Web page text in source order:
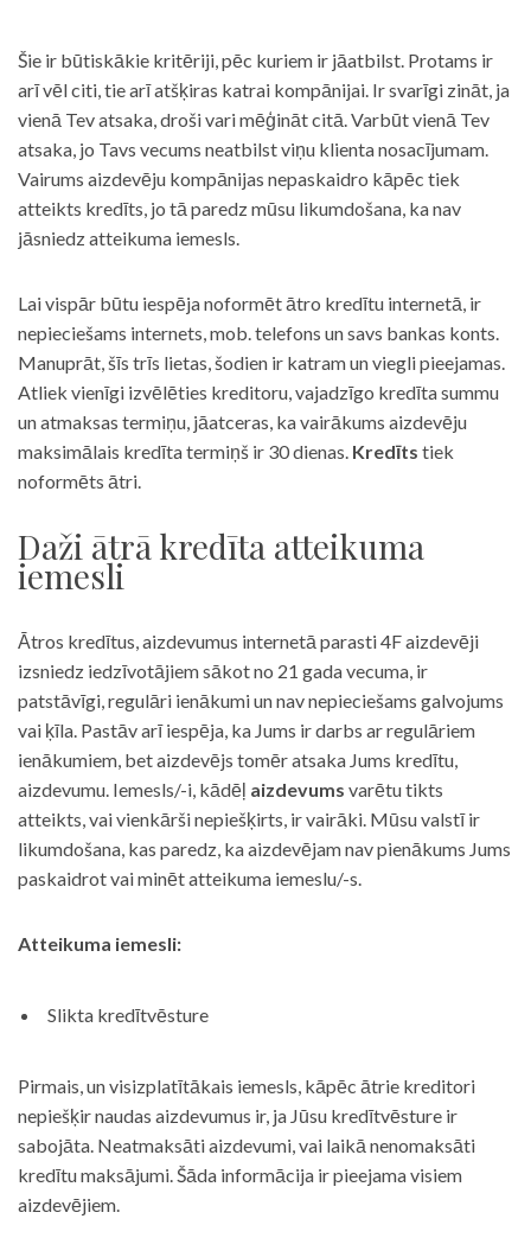
Šie ir būtiskākie kritēriji, pēc kuriem ir jāatbilst. Protams ir
arī vēl citi, tie arī atšķiras katrai kompānijai. Ir svarīgi zināt, ja
vienā Tev atsaka, droši vari mēģināt citā. Varbūt vienā Tev
atsaka, jo Tavs vecums neatbilst viņu klienta nosacījumam.
Vairums aizdevēju kompānijas nepaskaidro kāpēc tiek
atteikts kredīts, jo tā paredz mūsu likumdošana, ka nav
jāsniedz atteikuma iemesls.
Lai vispār būtu iespēja noformēt ātro kredītu internetā, ir
nepieciešams internets, mob. telefons un savs bankas konts.
Manuprāt, šīs trīs lietas, šodien ir katram un viegli pieejamas.
Atliek vienīgi izvēlēties kreditoru, vajadzīgo kredīta summu
un atmaksas termiņu, jāatceras, ka vairākums aizdevēju
maksimālais kredīta termiņš ir 30 dienas. Kredīts tiek
noformēts ātri.
Daži ātrā kredīta atteikuma
iemesli
Ātros kredītus, aizdevumus internetā parasti 4F aizdevēji
izsniedz iedzīvotājiem sākot no 21 gada vecuma, ir
patstāvīgi, regulāri ienākumi un nav nepieciešams galvojums
vai ķīla. Pastāv arī iespēja, ka Jums ir darbs ar regulāriem
ienākumiem, bet aizdevējs tomēr atsaka Jums kredītu,
aizdevumu. Iemesls/-i, kādēļ aizdevums varētu tikts
atteikts, vai vienkārši nepiešķirts, ir vairāki. Mūsu valstī ir
likumdošana, kas paredz, ka aizdevējam nav pienākums Jums
paskaidrot vai minēt atteikuma iemeslu/-s.
Atteikuma iemesli:
Slikta kredītvēsture
Pirmais, un visizplatītākais iemesls, kāpēc ātrie kreditori
nepiešķir naudas aizdevumus ir, ja Jūsu kredītvēsture ir
sabojāta. Neatmaksāti aizdevumi, vai laikā nenomaksāti
kredītu maksājumi. Šāda informācija ir pieejama visiem
aizdevējiem.